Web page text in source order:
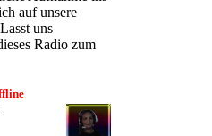
auf unsere
uns
Radio zum